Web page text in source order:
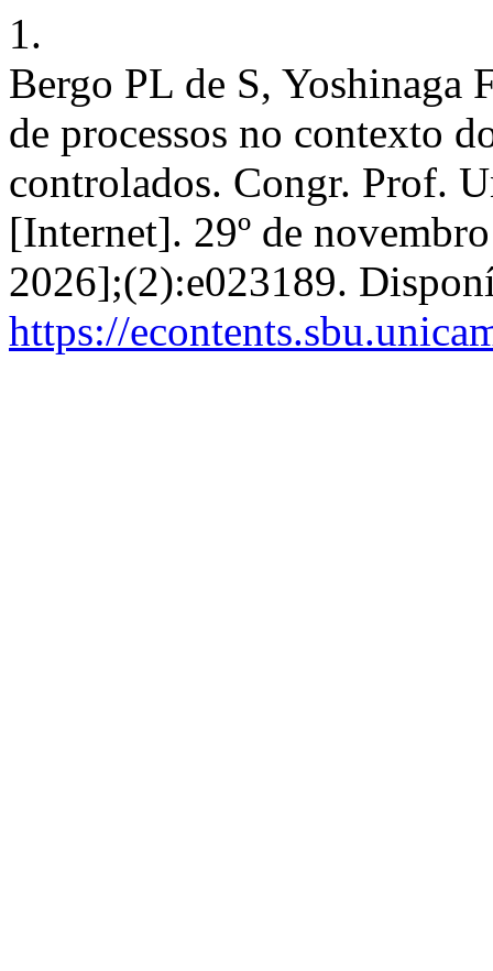
1.
Bergo PL de S, Yoshinaga
de processos no contexto
controlados. Congr. Prof.
[Internet]. 29º de
2026];(2):e023189.
https://